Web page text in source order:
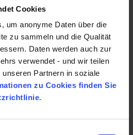
Cookies
um anonyme Daten über die
zu sammeln und die Qualität
Daten werden auch zur
verwendet - und wir teilen
Partnern in soziale
zu Cookies finden Sie
bitte an Ihren üblichen